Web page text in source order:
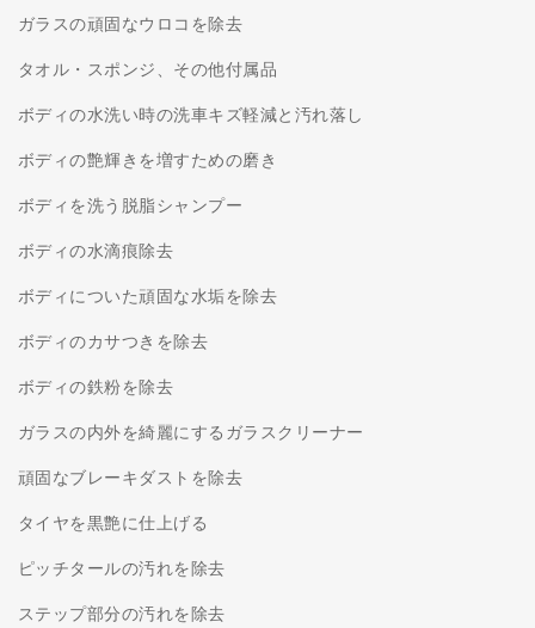
ガラスの頑固なウロコを除去
タオル・スポンジ、その他付属品
ボディの水洗い時の洗車キズ軽減と汚れ落し
ボディの艶輝きを増すための磨き
ボディを洗う脱脂シャンプー
ボディの水滴痕除去
ボディについた頑固な水垢を除去
ボディのカサつきを除去
ボディの鉄粉を除去
ガラスの内外を綺麗にするガラスクリーナー
頑固なブレーキダストを除去
タイヤを黒艶に仕上げる
ピッチタールの汚れを除去
ステップ部分の汚れを除去